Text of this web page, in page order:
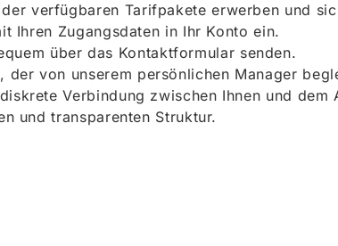
verfügbaren Tarifpakete erwerben und
Ihren Zugangsdaten in Ihr Konto ein.
über das Kontaktformular senden.
von unserem persönlichen Manager
Verbindung zwischen Ihnen und dem
und transparenten Struktur.